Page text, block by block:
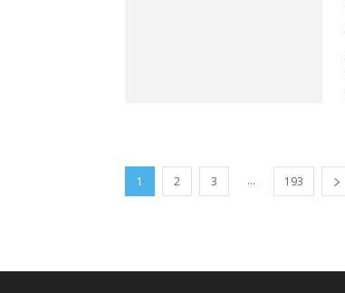
1 2 3 ... 193